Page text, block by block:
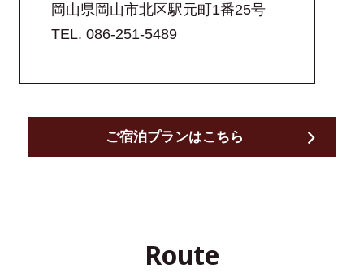
岡山県岡山市北区駅元町1番25号
TEL. 086-251-5489
ご宿泊プランはこちら
Route
ホテル一覧
公式アプリ
団体でのご利用・ご予約
SDGsへの取り組み
ル